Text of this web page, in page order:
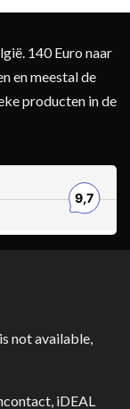
140 Euro naar
en meestal de
producten in de
not available,
iDEAL